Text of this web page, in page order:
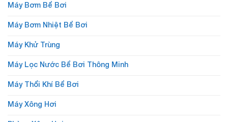
Máy Bơm Bể Bơi
Máy Bơm Nhiệt Bể Bơi
Máy Khử Trùng
Máy Lọc Nước Bể Bơi Thông Minh
Máy Thổi Khí Bể Bơi
Máy Xông Hơi